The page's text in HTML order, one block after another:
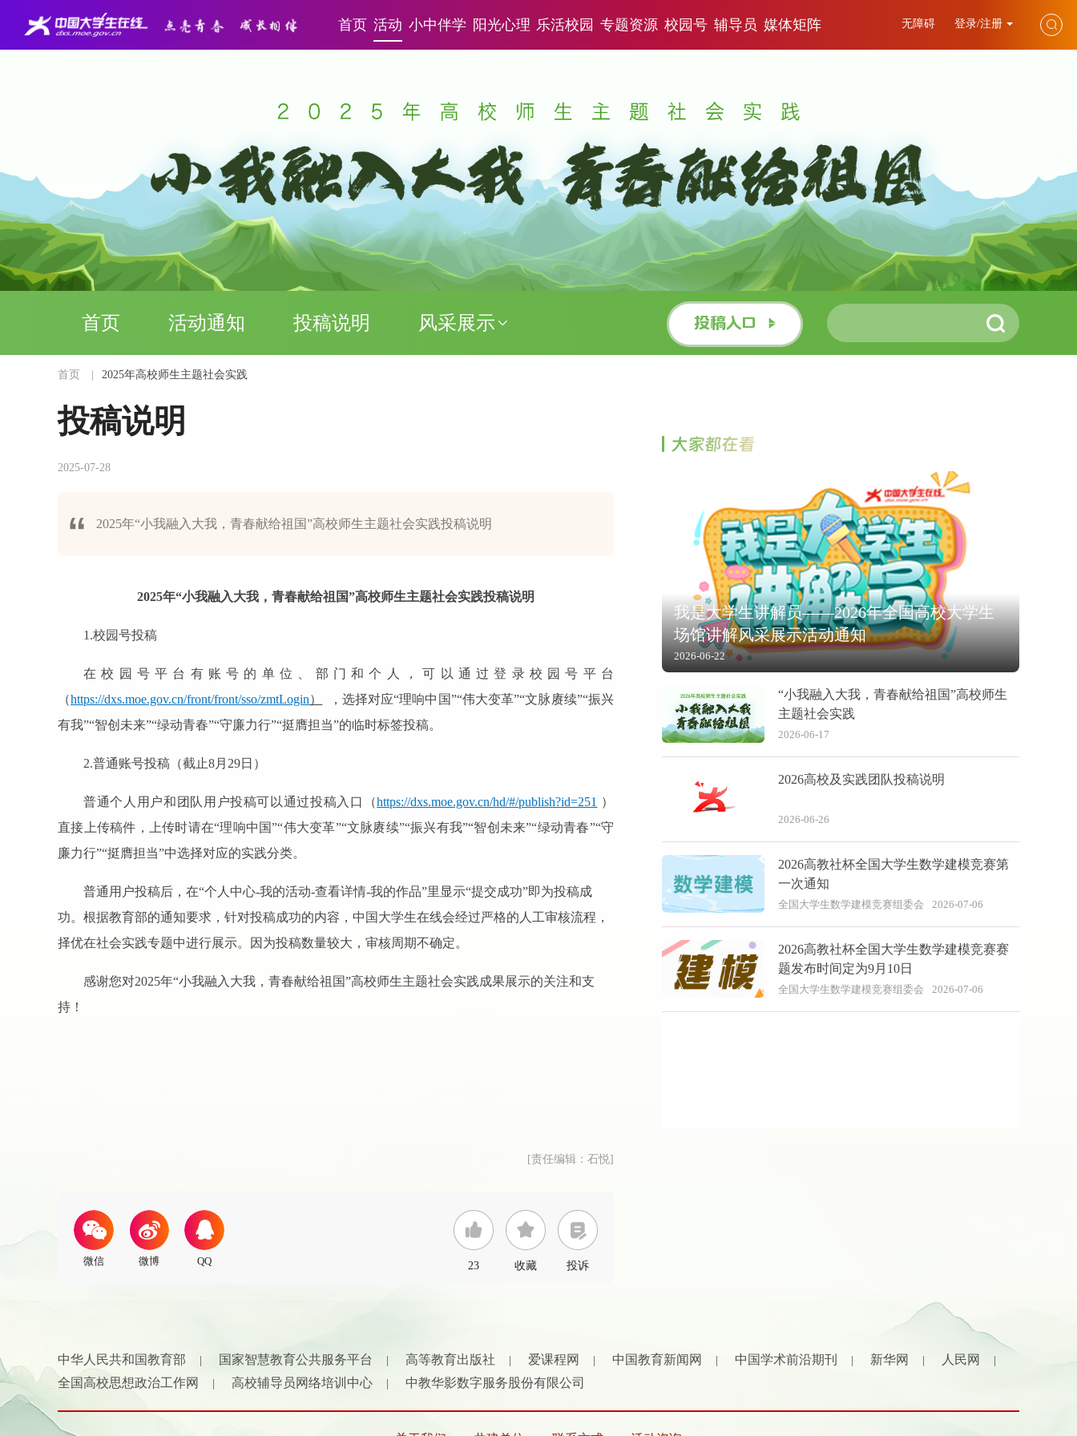
首页 活动 小中伴学 阳光心理 乐活校园 专题资源 校园号 辅导员 媒体矩阵 无障碍 登录/注册
首页 活动通知 投稿说明 风采展示 投稿入口
首页 2025年高校师生主题社会实践
投稿说明
2025-07-28
2025年“小我融入大我，青春献给祖国”高校师生主题社会实践投稿说明
2025年“小我融入大我，青春献给祖国”高校师生主题社会实践投稿说明
1.校园号投稿
在校园号平台有账号的单位、部门和个人，可以通过登录校园号平台
（https://dxs.moe.gov.cn/front/front/sso/zmtLogin）
，选择对应“理响中国”“伟大变革”“文脉赓续”“振兴
有我”“智创未来”“绿动青春”“守廉力行”“挺膺担当”的临时标签投稿。
2.普通账号投稿（截止8月29日）
普通个人用户和团队用户投稿可以通过投稿入口（https://dxs.moe.gov.cn/hd/#/publish?id=251 ）
直接上传稿件，上传时请在“理响中国”“伟大变革”“文脉赓续”“振兴有我”“智创未来”“绿动青春”“守
廉力行”“挺膺担当”中选择对应的实践分类。
普通用户投稿后，在“个人中心-我的活动-查看详情-我的作品”里显示“提交成功”即为投稿成
功。根据教育部的通知要求，针对投稿成功的内容，中国大学生在线会经过严格的人工审核流程，
择优在社会实践专题中进行展示。因为投稿数量较大，审核周期不确定。
感谢您对2025年“小我融入大我，青春献给祖国”高校师生主题社会实践成果展示的关注和支
持！
[责任编辑：石悦]
23 收藏 投诉
大家都在看
我是大学生讲解员——2026年全国高校大学生
场馆讲解风采展示活动通知
2026-06-22
“小我融入大我，青春献给祖国”高校师生
主题社会实践
2026-06-17
2026高校及实践团队投稿说明
2026-06-26
2026高教社杯全国大学生数学建模竞赛第
一次通知
全国大学生数学建模竞赛组委会 2026-07-06
2026高教社杯全国大学生数学建模竞赛赛
题发布时间定为9月10日
全国大学生数学建模竞赛组委会 2026-07-06
中华人民共和国教育部 国家智慧教育公共服务平台 高等教育出版社 爱课程网 中国教育新闻网 中国学术前沿期刊 新华网 人民网
全国高校思想政治工作网 高校辅导员网络培训中心 中教华影数字服务股份有限公司